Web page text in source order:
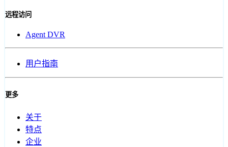
远程访问
Agent DVR
用户指南
更多
关于
特点
企业